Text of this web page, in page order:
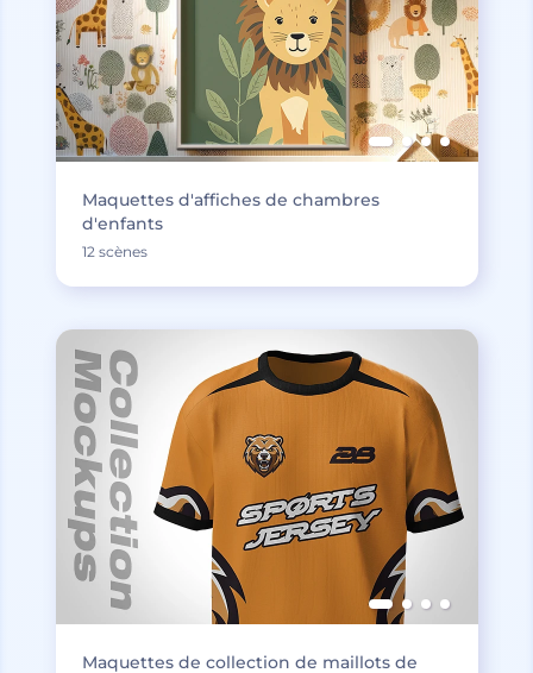
Maquettes d'affiches de chambres
d'enfants
12 scènes
Maquettes de collection de maillots de